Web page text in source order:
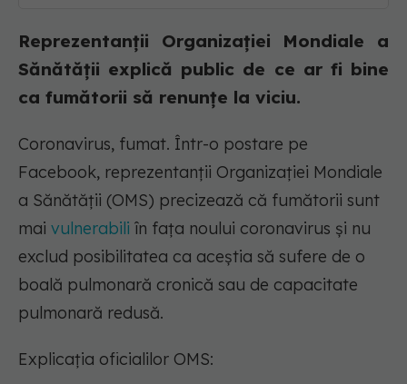
Reprezentanții Organizației Mondiale a
Sănătății explică public de ce ar fi bine
ca fumătorii să renunțe la viciu.
Coronavirus, fumat. Într-o postare pe
Facebook, reprezentanții Organizației Mondiale
a Sănătății (OMS) precizează că fumătorii sunt
mai vulnerabili în fața noului coronavirus și nu
exclud posibilitatea ca aceștia să sufere de o
boală pulmonară cronică sau de capacitate
pulmonară redusă.
Explicația oficialilor OMS: